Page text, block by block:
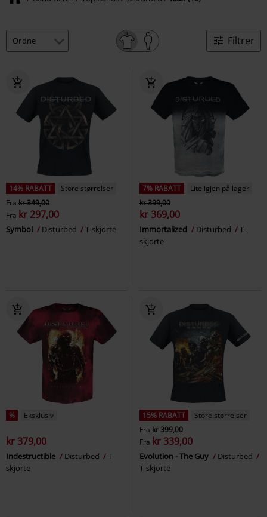
Filtrer
14% RABATT
Store størrelser
Fra kr 349,00
Fra kr 297,00
Symbol Disturbed T-skjorte
7% RABATT
Lite igjen på lager
kr 399,00
kr 369,00
Immortalized Disturbed
T-
skjorte
% Eksklusiv
kr 379,00
Indestructible Disturbed
T-
skjorte
15% RABATT
Store størrelser
Fra kr 399,00
Fra kr 339,00
Evolution - The Guy
Disturbed
T-skjorte